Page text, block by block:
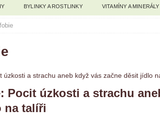
BYLINKY A ROSTLINKY VITAMÍNY A MINERÁLY
Pocit úzkosti a strachu
na talíři